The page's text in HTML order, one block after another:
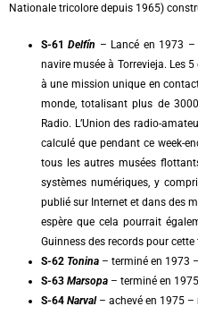
Nationale tricolore depuis 1965)
S-61Delfín – Lancé en 1973
navire musée à Torrevieja. Les
à une mission unique en
monde, totalisant plus de
Radio. L’Union des radio-
calculé que pendant ce week-
tous les autres musées
systèmes numériques, y
publié sur Internet et dans des
espère que cela pourrait
Guinness des records pour
S-62 Tonina – terminé en 1973
S-63 Marsopa – terminé en
S-64 Narval– achevé en 1975 –